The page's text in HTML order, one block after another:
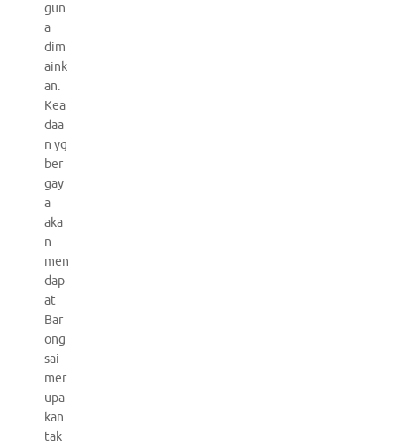
gun
a
dim
aink
an.
Kea
daa
n yg
ber
gay
a
aka
n
men
dap
at
Bar
ong
sai
mer
upa
kan
tak